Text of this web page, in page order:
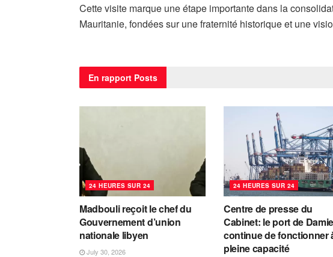
Cette visite marque une étape importante dans la
Mauritanie, fondées sur une fraternité historique et une
En rapport Posts
24 HEURES SUR 24
Madbouli reçoit le chef du
Gouvernement d’union
nationale libyen
July 30, 2026
24 HEURES SUR 24
Centre de presse du
Cabinet: le port de
continue de fonctionner
pleine capacité